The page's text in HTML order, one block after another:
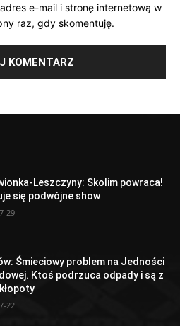
e-mail i stronę internetową w
raz, gdy skomentuję.
Leszczyny: Skolim powraca!
się podwójne show
29
Śmieciowy problem na Jedności
Ktoś podrzuca odpady i są z
22